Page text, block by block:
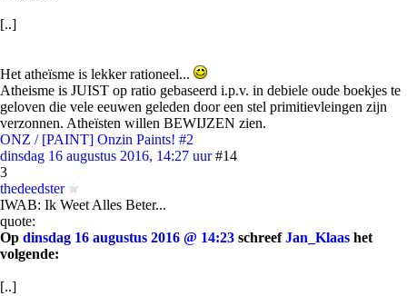
[..]
Het atheïsme is lekker rationeel...
Atheisme is JUIST op ratio gebaseerd i.p.v. in debiele oude boekjes te
geloven die vele eeuwen geleden door een stel primitievleingen zijn
verzonnen. Atheïsten willen BEWIJZEN zien.
ONZ / [PAINT] Onzin Paints! #2
dinsdag 16 augustus 2016, 14:27 uur #14
3
thedeedster
IWAB: Ik Weet Alles Beter...
quote:
Op dinsdag 16 augustus 2016 @ 14:23 schreefJan_Klaas het
volgende:
[..]